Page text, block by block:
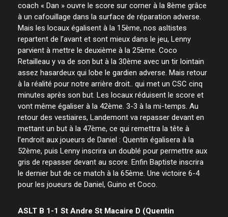
coach « Dan » ouvre le score sur corner à la 8ème grâce
à un cafouillage dans la surface de réparation adverse.
Mais les locaux égalisent à la 15ème, nos asltistes
repartent de l’avant et sont mieux dans le jeu, Lenny
parvient à mettre le deuxième à la 25ème. Coco
Retailleau y va de son but à la 30ème avec un tir lointain
assez hasardeux qui lobe le gardien adverse. Mais retour
à la réalité pour notre arrière droit.. qui met un CSC cinq
minutes après son but. Les locaux réduisent le score et
vont même égaliser à la 42ème. 3-3 à la mi-temps. Au
retour des vestiaires, Landemont va repasser devant en
mettant un but à la 47ème, ce qui remettra la tête à
l’endroit aux joueurs de Daniel : Quentin égalisera à la
52ème, puis Lenny inscrira un doublé pour permettre aux
gris de repasser devant au score. Enfin Baptiste inscrira
le dernier but de ce match à la 65ème. Une victoire 6-4
pour les joueurs de Daniel, Guino et Coco.
ASLT B 1-1 St Andre St Macaire D (Quentin